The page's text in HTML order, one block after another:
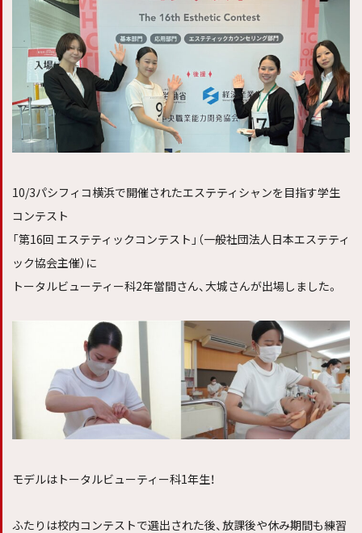
10/3パシフィコ横浜で開催されたエステティシャンを目指す学生
コンテスト
「第16回 エステティックコンテスト」（一般社団法人日本エステティ
ック協会主催）に
トータルビューティー科2年當間さん、大城さんが出場しました。
モデルはトータルビューティー科1年生！
ふたりは校内コンテストで選出された後、放課後や休み期間も練習